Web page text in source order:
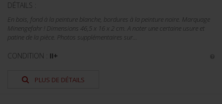
DÉTAILS :
En bois, fond à la peinture blanche, bordures à la peinture noire. Marquage
Minengefahr ! Dimensions 46,5 x 16 x 2 cm. A noter une certaine usure et
patine de la pièce. Photos supplémentaires sur...
CONDITION : II+
PLUS DE DÉTAILS